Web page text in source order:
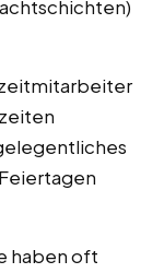
haben oft